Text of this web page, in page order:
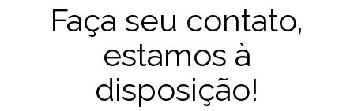
Faça seu contato,
estamos à
disposição!